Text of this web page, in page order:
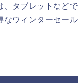
タブレットなど
ウィンターセー